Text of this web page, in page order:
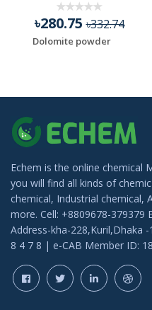
৳280.75৳332.74
Dolomite powder
Echem is the online chemical
you will find all kinds of
chemical, Industrial chemical,
more. Cell: +8809678-379379
Address-kha-228,Kuril,Dhaka
8 4 7 8 | e-CAB Member ID: